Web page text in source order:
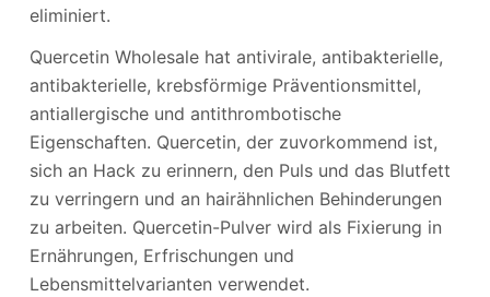
eliminiert.
Quercetin Wholesale hat antivirale, antibakterielle,
antibakterielle, krebsförmige Präventionsmittel,
antiallergische und antithrombotische
Eigenschaften. Quercetin, der zuvorkommend ist,
sich an Hack zu erinnern, den Puls und das Blutfett
zu verringern und an hairähnlichen Behinderungen
zu arbeiten. Quercetin-Pulver wird als Fixierung in
Ernährungen, Erfrischungen und
Lebensmittelvarianten verwendet.